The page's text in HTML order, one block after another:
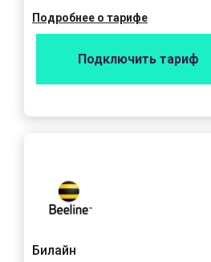
Подробнее о тарифе
Подключить тариф
Билайн